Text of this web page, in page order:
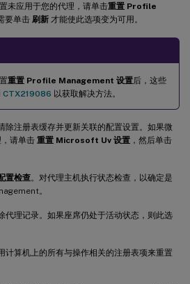
未应用于您的代理，请单击重置 Profile
要单击 刷新 才能使此选项变为可用。
重置 Profile Management 设置后，这些
CTX219086 以获取解决方法。
除注册表缓存并更新关联的配置设置。如果微
请单击 重置 Microsoft Uv 设置 ，然后单击
置检查。对代理主机执行状态检查，以确定是
。
代理记录。如果座席仍处于活动状态，则此选
计算机上的所有与操作相关的注册表项来重置